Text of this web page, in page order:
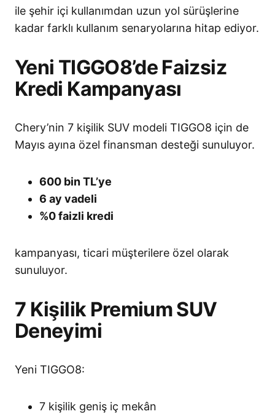
ile şehir içi kullanımdan uzun yol sürüşlerine
kadar farklı kullanım senaryolarına hitap ediyor.
Yeni TIGGO8’de Faizsiz
Kredi Kampanyası
Chery’nin 7 kişilik SUV modeli TIGGO8 için de
Mayıs ayına özel finansman desteği sunuluyor.
600 bin TL’ye
6 ay vadeli
%0 faizli kredi
kampanyası, ticari müşterilere özel olarak
sunuluyor.
7 Kişilik Premium SUV
Deneyimi
Yeni TIGGO8:
7 kişilik geniş iç mekân